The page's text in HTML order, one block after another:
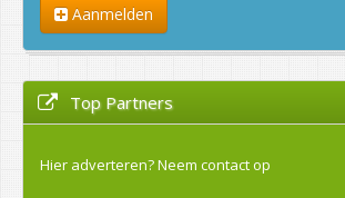
Aanmelden
Top Partners
Hier adverteren?Neem contact op